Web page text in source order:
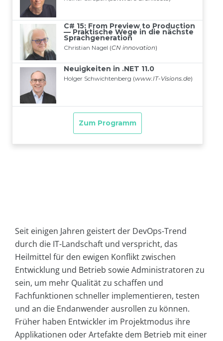
Seit einigen Jahren geistert der DevOps-Trend
durch die IT-Landschaft und verspricht, das
Heilmittel für den ewigen Konflikt zwischen
Entwicklung und Betrieb sowie Administratoren zu
sein, um mehr Qualität zu schaffen und
Fachfunktionen schneller implementieren, testen
und an die Endanwender ausrollen zu können.
Früher haben Entwickler im Projektmodus ihre
Applikationen oder Artefakte dem Betrieb mit einer